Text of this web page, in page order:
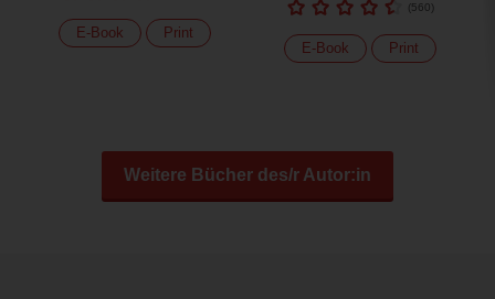
E-Book Print
(560 )
E-Book Print
Weitere Bücher des/r Autor:in